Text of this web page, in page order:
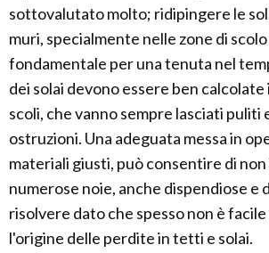
sottovalutato molto; ridipingere le
muri, specialmente nelle zone di
fondamentale per una tenuta nel
dei solai devono essere ben
scoli, che vanno sempre lasciati puliti
ostruzioni. Una adeguata messa in
materiali giusti, può consentire di
numerose noie, anche dispendiose e
risolvere dato che spesso non è
l'origine delle perdite in tetti e solai.